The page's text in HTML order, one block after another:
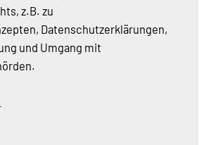
z.B. zu
Datenschutzerklärungen,
und Umgang mit